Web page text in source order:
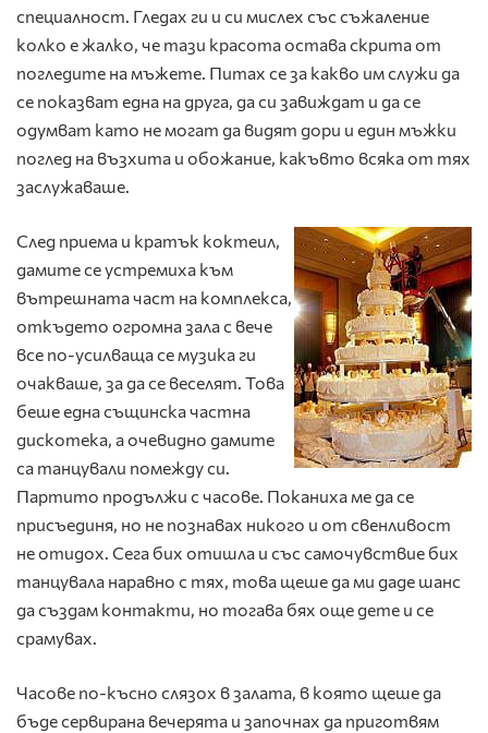
специалност. Гледах ги и си мислех със съжаление
колко е жалко, че тази красота остава скрита от
погледите на мъжете. Питах се за какво им служи да
се показват една на друга, да си завиждат и да се
одумват като не могат да видят дори и един мъжки
поглед на възхита и обожание, какъвто всяка от тях
заслужаваше.
След приема и кратък коктеил,
дамите се устремиха към
вътрешната част на комплекса,
откъдето огромна зала с вече
все по-усилваща се музика ги
очакваше, за да се веселят. Това
беше една същинска частна
дискотека, а очевидно дамите
са танцували помежду си.
Партито продължи с часове. Поканиха ме да се
присъединя, но не познавах никого и от свенливост
не отидох. Сега бих отишла и със самочувствие бих
танцувала наравно с тях, това щеше да ми даде шанс
да създам контакти, но тогава бях още дете и се
срамувах.
Часове по-късно слязох в залата, в която щеше да
бъде сервирана вечерята и започнах да приготвям